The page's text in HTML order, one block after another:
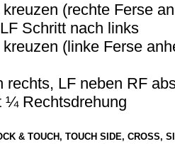
(rechte Ferse
Schritt nach links
(linke Ferse
rechts, LF neben RF
¼ Rechtsdrehung
& TOUCH, TOUCH SIDE, CROSS,